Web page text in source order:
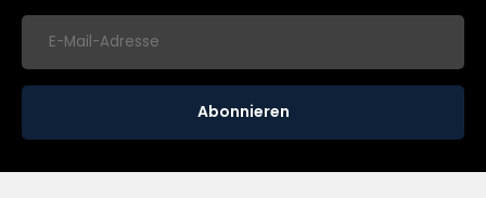
Abonnieren